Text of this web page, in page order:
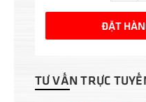
ĐẶT
TƯ VẤN TRỰC